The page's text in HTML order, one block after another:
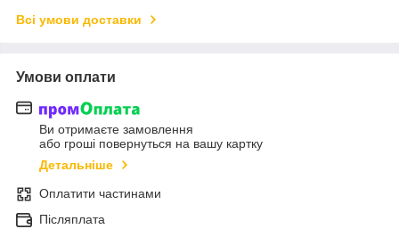
Всі умови доставки
Умови оплати
Ви отримаєте замовлення
або гроші повернуться на вашу картку
Детальніше
Оплатити частинами
Післяплата